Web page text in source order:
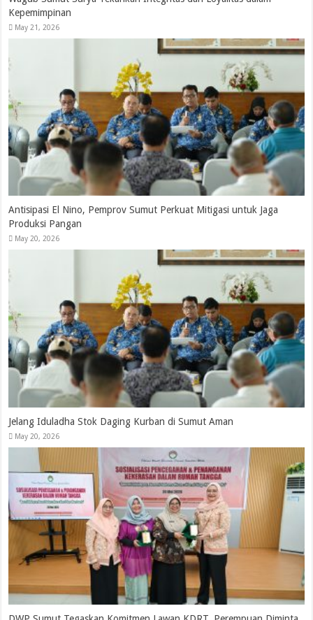
Kepemimpinan
May 21, 2026
Antisipasi El Nino, Pemprov Sumut Perkuat Mitigasi untuk Jaga
Produksi Pangan
May 20, 2026
Jelang Iduladha Stok Daging Kurban di Sumut Aman
May 20, 2026